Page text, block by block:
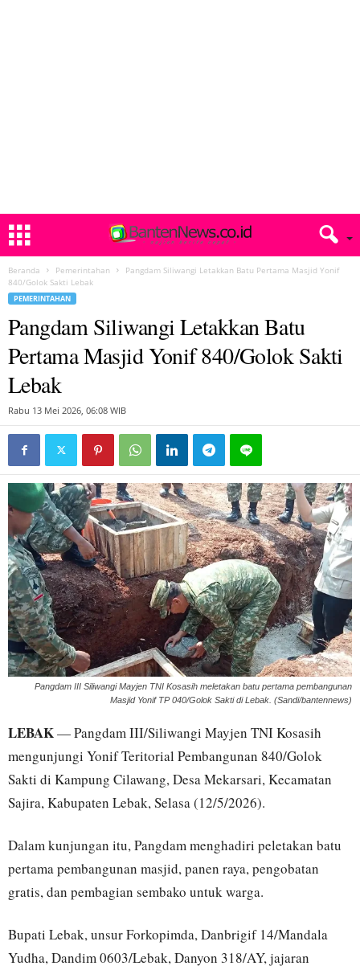
Beranda Pemerintahan
Pangdam Siliwangi Letakkan Batu Pertama Masjid Yonif
840/Golok Sakti Lebak
PEMERINTAHAN
Pangdam Siliwangi Letakkan Batu
Pertama Masjid Yonif 840/Golok Sakti
Lebak
Rabu 13 Mei 2026, 06:08 WIB
Pangdam III Siliwangi Mayjen TNI Kosasih meletakan batu pertama pembangunan
Masjid Yonif TP 040/Golok Sakti di Lebak. (Sandi/bantennews)
LEBAK— Pangdam III/Siliwangi Mayjen TNI Kosasih
mengunjungi Yonif Teritorial Pembangunan 840/Golok
Sakti di Kampung Cilawang, Desa Mekarsari, Kecamatan
Sajira, Kabupaten Lebak, Selasa (12/5/2026).
Dalam kunjungan itu, Pangdam menghadiri peletakan batu
pertama pembangunan masjid, panen raya, pengobatan
gratis, dan pembagian sembako untuk warga.
Bupati Lebak, unsur Forkopimda, Danbrigif 14/Mandala
Yudha, Dandim 0603/Lebak, Danyon 318/AY, jajaran